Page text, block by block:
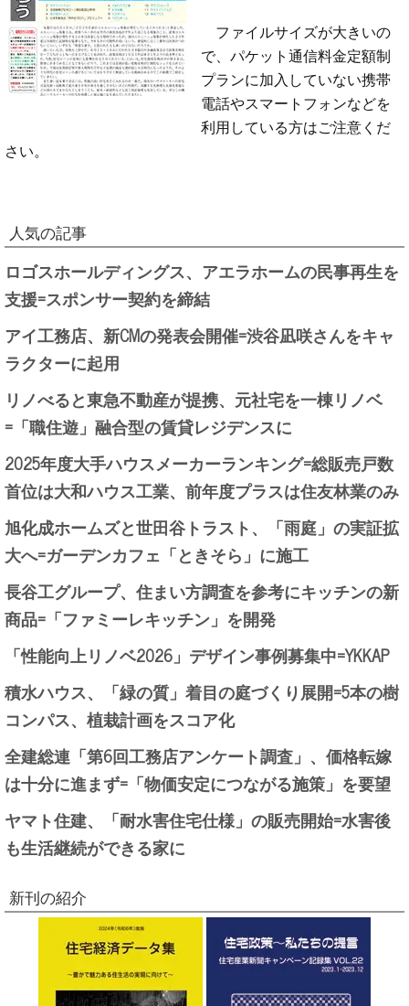
ファイルサイズが大きいの
で、パケット通信料金定額制
プランに加入していない携帯
電話やスマートフォンなどを
利用している方はご注意くだ
さい。
人気の記事
ロゴスホールディングス、アエラホームの民事再生を
支援=スポンサー契約を締結
アイ工務店、新CMの発表会開催=渋谷凪咲さんをキャ
ラクターに起用
リノべると東急不動産が提携、元社宅を一棟リノベ
=「職住遊」融合型の賃貸レジデンスに
2025年度大手ハウスメーカーランキング=総販売戸数
首位は大和ハウス工業、前年度プラスは住友林業のみ
旭化成ホームズと世田谷トラスト、「雨庭」の実証拡
大へ=ガーデンカフェ「ときそら」に施工
長谷工グループ、住まい方調査を参考にキッチンの新
商品=「ファミーレキッチン」を開発
「性能向上リノベ2026」デザイン事例募集中=YKKAP
積水ハウス、「緑の質」着目の庭づくり展開=5本の樹
コンパス、植栽計画をスコア化
全建総連「第6回工務店アンケート調査」、価格転嫁
は十分に進まず=「物価安定につながる施策」を要望
ヤマト住建、「耐水害住宅仕様」の販売開始=水害後
も生活継続ができる家に
新刊の紹介